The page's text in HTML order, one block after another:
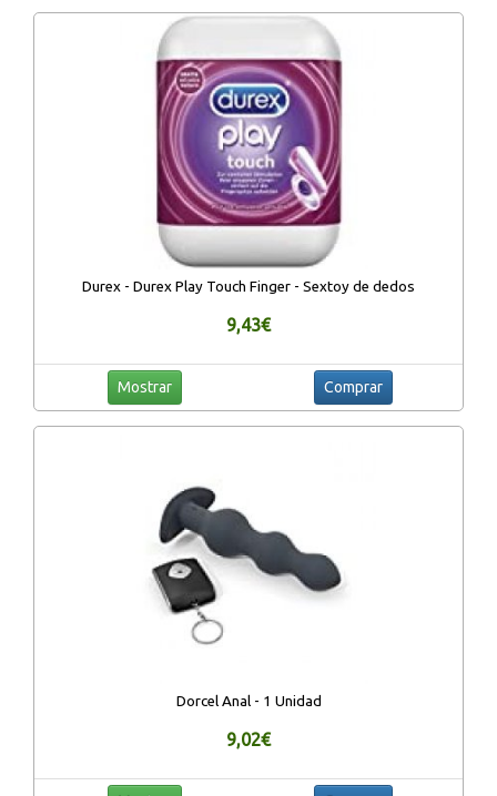
Durex - Durex Play Touch Finger - Sextoy de dedos
9,43€
Mostrar Comprar
Dorcel Anal - 1 Unidad
9,02€